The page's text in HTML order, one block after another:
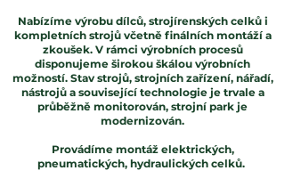
Nabízíme výrobu dílců, strojírenských celků i
kompletních strojů včetně finálních montáží a
zkoušek. V rámci výrobních procesů
disponujeme širokou škálou výrobních
možností. Stav strojů, strojních zařízení, nářadí,
nástrojů a související technologie je trvale a
průběžně monitorován, strojní park je
modernizován.
​Provádíme montáž elektrických,
pneumatických, hydraulických celků.